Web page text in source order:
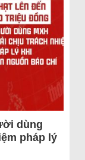
dùng
pháp lý